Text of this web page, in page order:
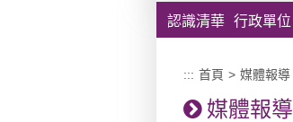
認識清華 行政單位
::: 首頁 > 媒體報導
媒體報導